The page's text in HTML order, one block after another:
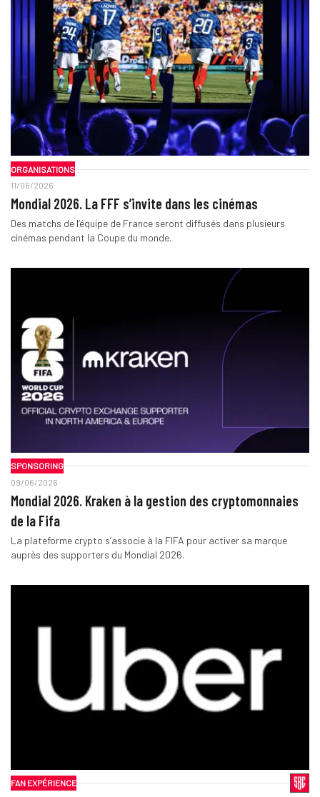
ORGANISATIONS
11/06/2026
Mondial 2026. La FFF s’invite dans les cinémas
Des matchs de l’équipe de France seront diffusés dans plusieurs
cinémas pendant la Coupe du monde.
SPONSORING
09/06/2026
Mondial 2026. Kraken à la gestion des cryptomonnaies
de la Fifa
La plateforme crypto s’associe à la FIFA pour activer sa marque
auprès des supporters du Mondial 2026.
FAN EXPÉRIENCE